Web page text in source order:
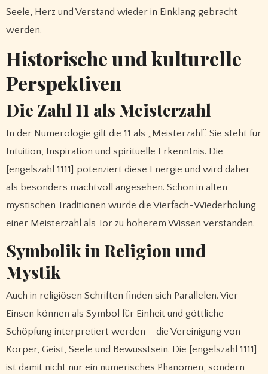
Seele, Herz und Verstand wieder in Einklang gebracht
werden.
Historische und kulturelle
Perspektiven
Die Zahl 11 als Meisterzahl
In der Numerologie gilt die 11 als „Meisterzahl“. Sie steht für
Intuition, Inspiration und spirituelle Erkenntnis. Die
[engelszahl 1111] potenziert diese Energie und wird daher
als besonders machtvoll angesehen. Schon in alten
mystischen Traditionen wurde die Vierfach-Wiederholung
einer Meisterzahl als Tor zu höherem Wissen verstanden.
Symbolik in Religion und
Mystik
Auch in religiösen Schriften finden sich Parallelen. Vier
Einsen können als Symbol für Einheit und göttliche
Schöpfung interpretiert werden – die Vereinigung von
Körper, Geist, Seele und Bewusstsein. Die [engelszahl 1111]
ist damit nicht nur ein numerisches Phänomen, sondern